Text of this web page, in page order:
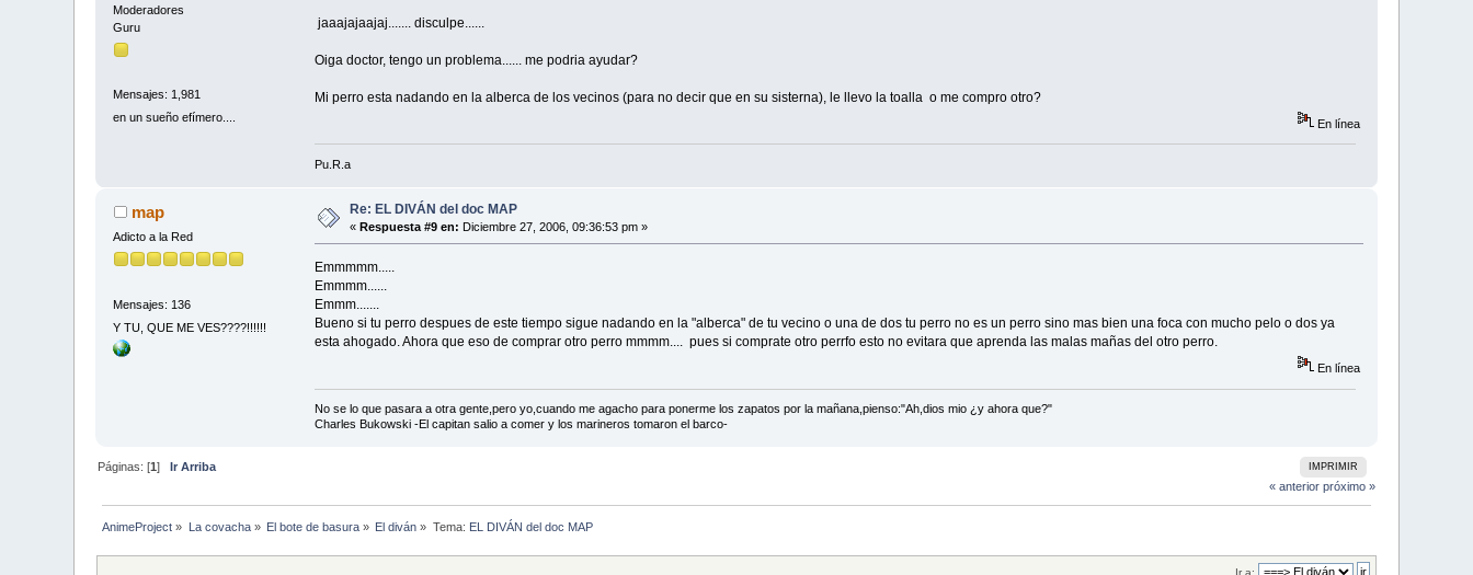
Moderadores
Guru
Mensajes: 1,981
en un sueño efímero....
jaaajajaajaj....... disculpe......
Oiga doctor, tengo un problema...... me podria ayudar?
Mi perro esta nadando en la alberca de los vecinos (para no decir que en su sisterna), le llevo la toalla o me compro otro?
En línea
Pu.R.a
map
Adicto a la Red
Mensajes: 136
Y TU, QUE ME VES????!!!!!!
Re: EL DIVÁN del doc MAP
«Respuesta #9 en: Diciembre 27, 2006, 09:36:53 pm »
Emmmmm.....
Emmmm......
Emmm.......
Bueno si tu perro despues de este tiempo sigue nadando en la "alberca" de tu vecino o una de dos tu perro no es un perro sino mas bien una foca con mucho pelo o dos ya
esta ahogado. Ahora que eso de comprar otro perro mmmm.... pues si comprate otro perrfo esto no evitara que aprenda las malas mañas del otro perro.
En línea
No se lo que pasara a otra gente,pero yo,cuando me agacho para ponerme los zapatos por la mañana,pienso:"Ah,dios mio ¿y ahora que?"
Charles Bukowski -El capitan salio a comer y los marineros tomaron el barco-
IMPRIMIR
Páginas: [1]
Ir Arriba
« anterior próximo »
AnimeProject » La covacha» El bote de basura » El diván » Tema: EL DIVÁN del doc MAP
Ir a: